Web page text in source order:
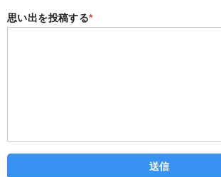
思い出を投稿する*